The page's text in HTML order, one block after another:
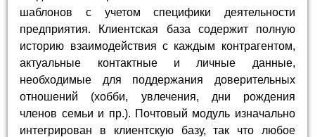
шаблонов с учетом специфики деятельности
предприятия. Клиентская база содержит полную
историю взаимодействия с каждым контрагентом,
актуальные контактные и личные данные,
необходимые для поддержания доверительных
отношений (хобби, увлечения, дни рождения
членов семьи и пр.). Почтовый модуль изначально
интегрирован в клиентскую базу, так что любое